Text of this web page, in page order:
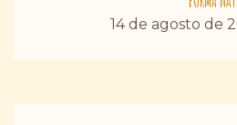
14 de agosto de